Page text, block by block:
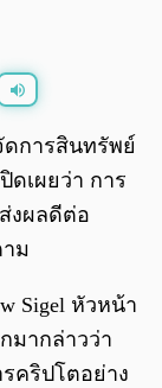
0:00/ 0:00
ดการสินทรัพย์
ดเผยว่า การ
งผลดีต่อ
าม
Sigel หัวหน้า
มากล่าวว่า
คริปโตอย่าง